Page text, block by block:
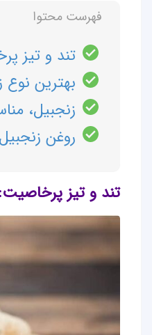
فهرست محتوا
تند و تیز
بهترین نوع
زنجبیل،
روغن
تند و تیز